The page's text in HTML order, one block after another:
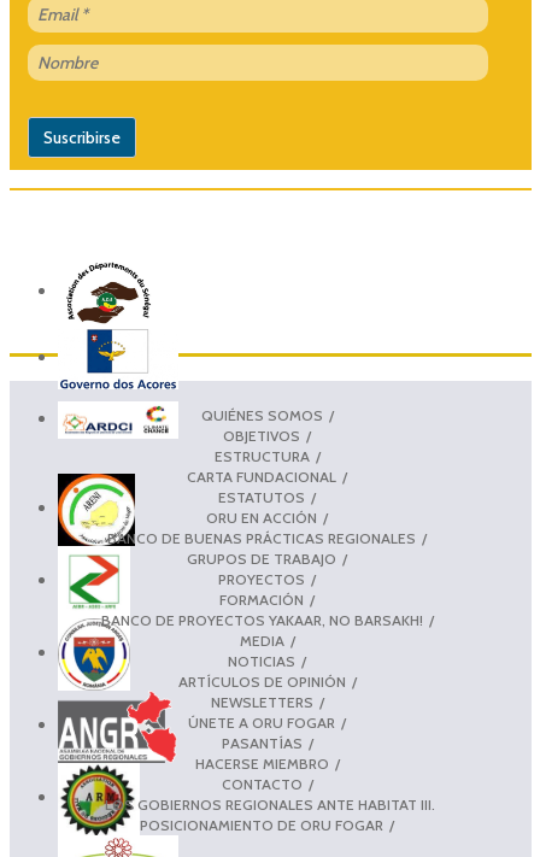
QUIÉNES SOMOS
OBJETIVOS
ESTRUCTURA
CARTA FUNDACIONAL
ESTATUTOS
ORU EN ACCIÓN
BANCO DE BUENAS PRÁCTICAS REGIONALES
GRUPOS DE TRABAJO
PROYECTOS
FORMACIÓN
BANCO DE PROYECTOS YAKAAR, NO BARSAKH!
MEDIA
NOTICIAS
ARTÍCULOS DE OPINIÓN
NEWSLETTERS
ÚNETE A ORU FOGAR
PASANTÍAS
HACERSE MIEMBRO
CONTACTO
LOS GOBIERNOS REGIONALES ANTE HABITAT III.
POSICIONAMIENTO DE ORU FOGAR